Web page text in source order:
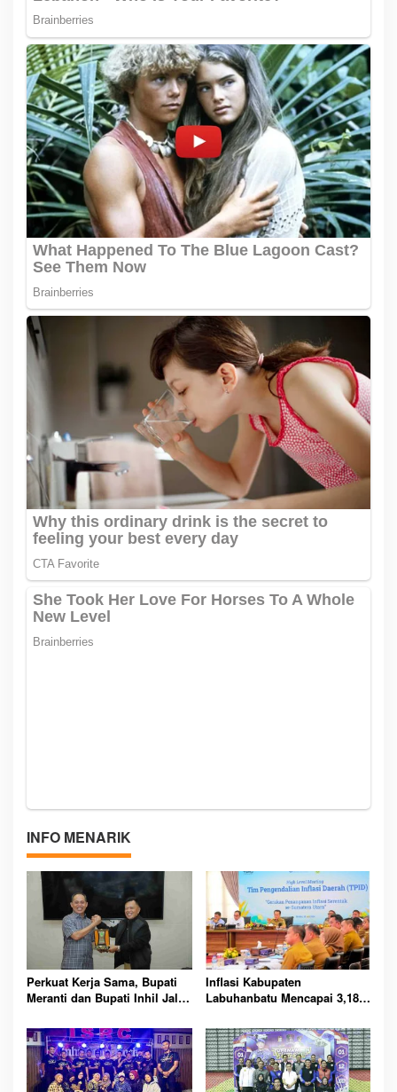
INFO MENARIK
Perkuat Kerja Sama, Bupati
Meranti dan Bupati Inhil Jalin
Inflasi Kabupaten
Labuhanbatu Mencapai 3,18%
Soroti Kenaikan Harga